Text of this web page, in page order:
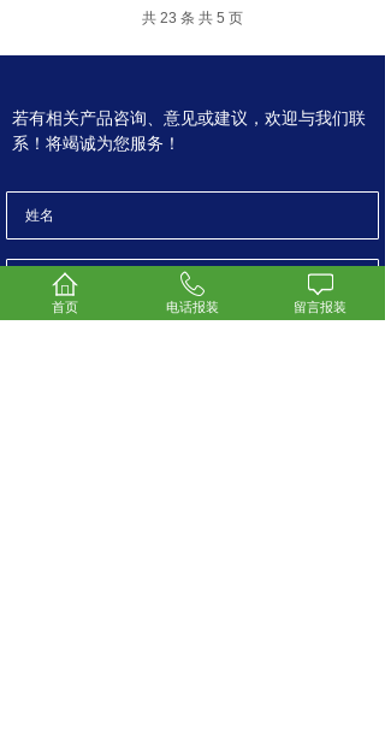
共 23 条 共 5 页
若有相关产品咨询、意见或建议，欢迎与我们联
系！将竭诚为您服务！
首页 电话报装 留言报装